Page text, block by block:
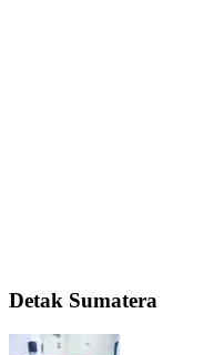
Detak Sumatera